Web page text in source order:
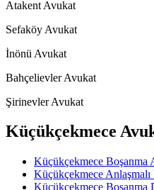
Atakent Avukat
Sefaköy Avukat
İnönü Avukat
Bahçelievler Avukat
Şirinevler Avukat
Küçükçekmece
Küçükçekmece Boşanma
Küçükçekmece Anlaşmalı
Küçükçekmece Boşanma